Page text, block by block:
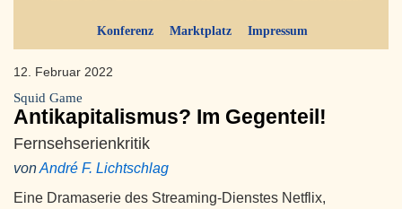
Konferenz Marktplatz Impressum
12. Februar 2022
Squid Game
Antikapitalismus? Im Gegenteil!
Fernsehserienkritik
vonAndré F. Lichtschlag
Eine Dramaserie des Streaming-Dienstes Netflix,